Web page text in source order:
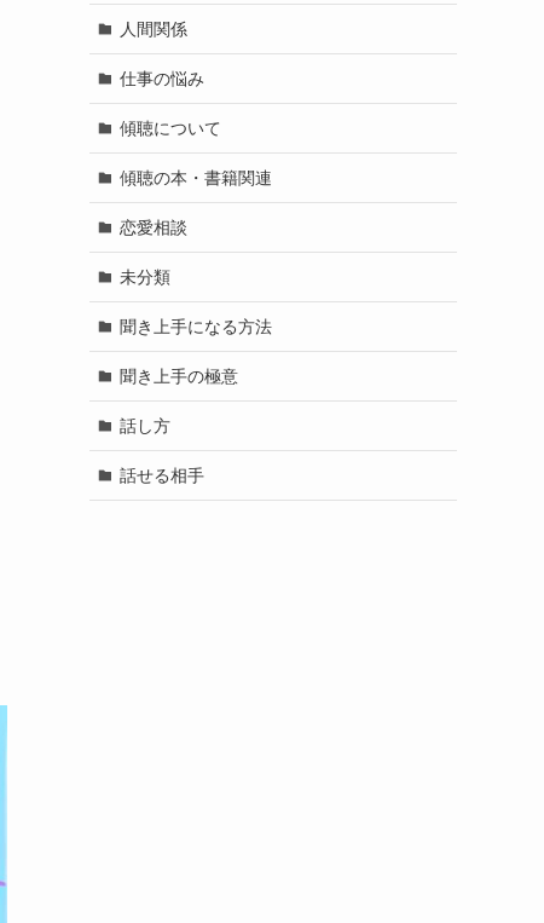
人間関係
仕事の悩み
傾聴について
傾聴の本・書籍関連
恋愛相談
未分類
聞き上手になる方法
聞き上手の極意
話し方
話せる相手